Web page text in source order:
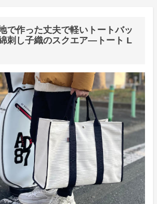
で作った丈夫で軽いトートバッ
刺し子織のスクエア―トート L